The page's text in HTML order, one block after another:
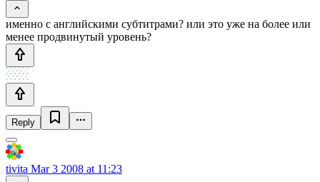
именно с английскими субтитрами? или это уже на более или
менее продвинутый уровень?
Reply
tivita Mar 3 2008 at 11:23